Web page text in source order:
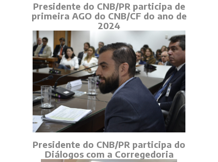
Presidente do CNB/PR participa de
primeira AGO do CNB/CF do ano de
2024
Presidente do CNB/PR participa do
Diálogos com a Corregedoria